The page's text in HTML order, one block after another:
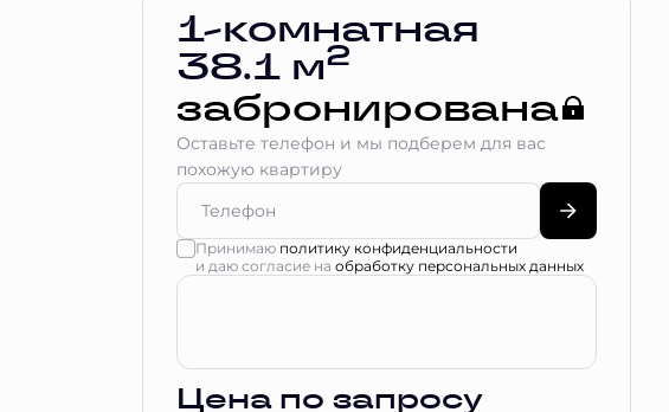
1-комнатная
38.1 м2
забронирована
Оставьте телефон и мы подберем для вас
похожую квартиру
Принимаю политику конфиденциальности
и даю согласие на обработку персональных данных
Цена по запросу